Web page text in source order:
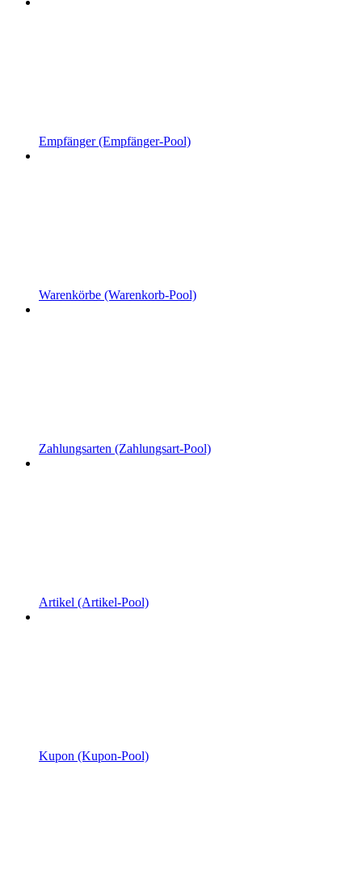
Empfänger (Empfänger-Pool)
Warenkörbe (Warenkorb-Pool)
Zahlungsarten (Zahlungsart-Pool)
Artikel (Artikel-Pool)
Kupon (Kupon-Pool)